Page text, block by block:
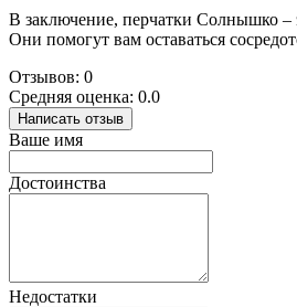
В заключение, перчатки Солнышко –
Они помогут вам оставаться
Отзывов: 0
Средняя оценка: 0.0
Написать отзыв
Ваше имя
Достоинства
Недостатки